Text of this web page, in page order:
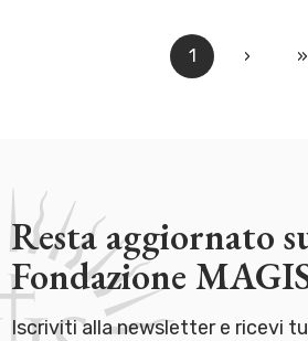
1 › »
Resta aggiornato
Fondazione
Iscriviti alla newsletter e ricevi